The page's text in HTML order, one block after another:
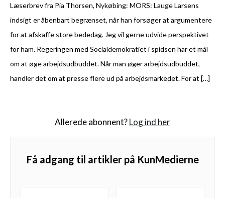
Læserbrev fra Pia Thorsen, Nykøbing: MORS: Lauge Larsens
indsigt er åbenbart begrænset, når han forsøger at argumentere
for at afskaffe store bededag. Jeg vil gerne udvide perspektivet
for ham. Regeringen med Socialdemokratiet i spidsen har et mål
om at øge arbejdsudbuddet. Når man øger arbejdsudbuddet,
handler det om at presse flere ud på arbejdsmarkedet. For at […]
Allerede abonnent?Log ind her
Få adgang til artikler på KunMedierne